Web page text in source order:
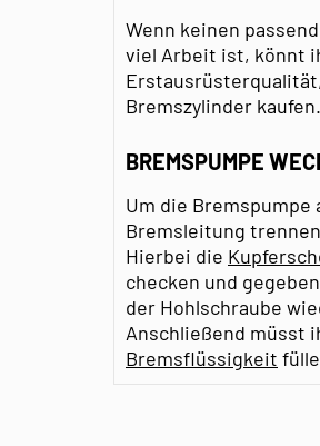
Wenn keinen
viel Arbeit ist, könnt
Bremszylinder kaufen.
BREMSPUMPE
Um die
Bremsleitung
Hierbei die
checken und
der Hohlschraube
Anschließend müsst
Bremsflüssigkeit